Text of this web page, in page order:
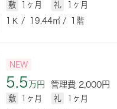
敷 1ヶ月 礼
1ヶ月
1Ｋ / 19.44㎡ / 1階
NEW
5.5万円 管理費 2,000円
敷 1ヶ月 礼
1ヶ月